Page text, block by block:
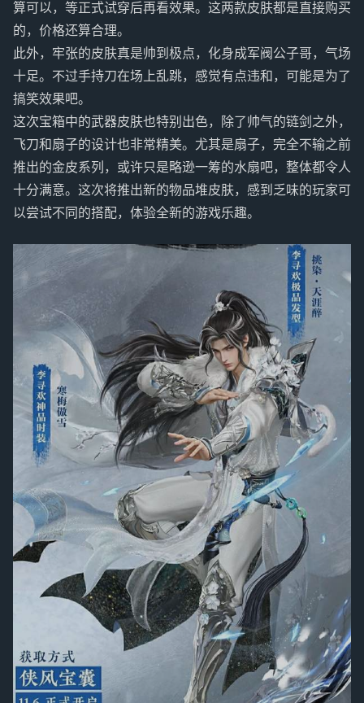
算可以，等正式试穿后再看效果。这两款皮肤都是直接购买
的，价格还算合理。
此外，牢张的皮肤真是帅到极点，化身成军阀公子哥，气场
十足。不过手持刀在场上乱跳，感觉有点违和，可能是为了
搞笑效果吧。
这次宝箱中的武器皮肤也特别出色，除了帅气的链剑之外，
飞刀和扇子的设计也非常精美。尤其是扇子，完全不输之前
推出的金皮系列，或许只是略逊一筹的水扇吧，整体都令人
十分满意。这次将推出新的物品堆皮肤，感到乏味的玩家可
以尝试不同的搭配，体验全新的游戏乐趣。